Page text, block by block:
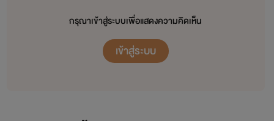
กรุณาเข้าสู่ระบบเพื่อแสดงความคิดเห็น
เข้าสู่ระบบ